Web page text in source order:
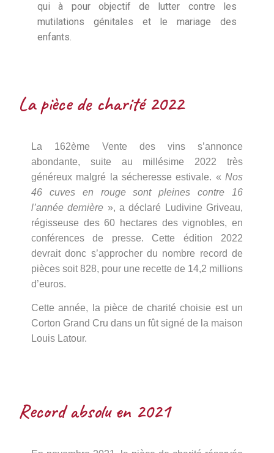
qui à pour objectif de lutter contre les
mutilations génitales et le mariage des
enfants.
La pièce de charité 2022
La 162ème Vente des vins s’annonce
abondante, suite au millésime 2022 très
généreux malgré la sécheresse estivale. « Nos
46 cuves en rouge sont pleines contre 16
l’année dernière », a déclaré Ludivine Griveau,
régisseuse des 60 hectares des vignobles, en
conférences de presse. Cette édition 2022
devrait donc s’approcher du nombre record de
pièces soit 828, pour une recette de 14,2 millions
d’euros.
Cette année, la pièce de charité choisie est un
Corton Grand Cru dans un fût signé de la maison
Louis Latour.
Record absolu en 2021